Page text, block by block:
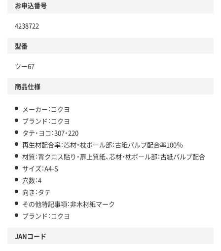
お申込番号
4238722
型番
ツー67
商品仕様
メーカー：コクヨ
ブランド：コクヨ
タテ・ヨコ：307・220
再生材配合率：芯材・枕ボール部：古紙パルプ配合率100％
材質：背クロス貼り・扉上質紙、芯材・枕ボール部：古紙パルプ配合
サイズ：A4-S
穴数：4
向き：タテ
その他特記事項：非木材紙マーク
ブランド：コクヨ
JANコード